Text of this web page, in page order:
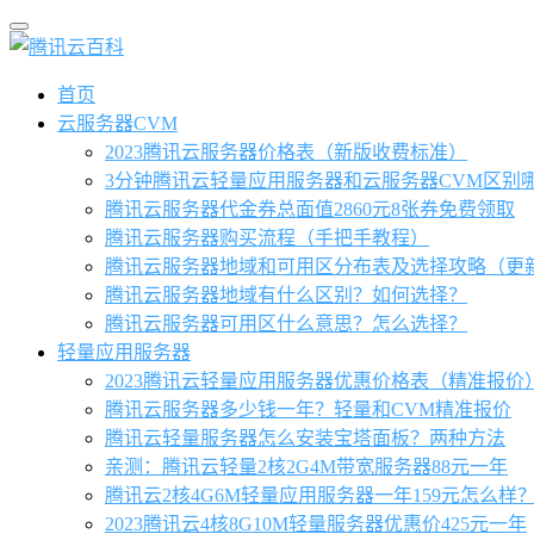
首页
云服务器CVM
2023腾讯云服务器价格表（新版收费标准）
3分钟腾讯云轻量应用服务器和云服务器CVM区别
腾讯云服务器代金券总面值2860元8张券免费领取
腾讯云服务器购买流程（手把手教程）
腾讯云服务器地域和可用区分布表及选择攻略（更
腾讯云服务器地域有什么区别？如何选择？
腾讯云服务器可用区什么意思？怎么选择？
轻量应用服务器
2023腾讯云轻量应用服务器优惠价格表（精准报价）
腾讯云服务器多少钱一年？轻量和CVM精准报价
腾讯云轻量服务器怎么安装宝塔面板？两种方法
亲测：腾讯云轻量2核2G4M带宽服务器88元一年
腾讯云2核4G6M轻量应用服务器一年159元怎么样？
2023腾讯云4核8G10M轻量服务器优惠价425元一年